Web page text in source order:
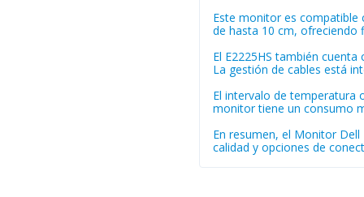
Este monitor es compatible
de hasta 10 cm, ofreciendo
El E2225HS también
La gestión de cables está
El intervalo de temperatura
monitor tiene un consumo
En resumen, el Monitor
calidad y opciones de